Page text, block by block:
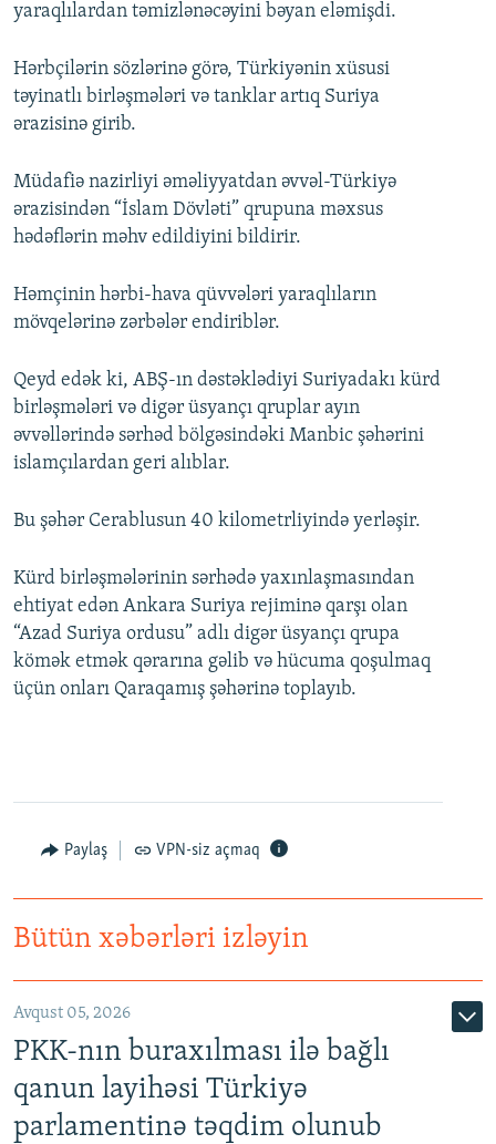
yaraqlılardan təmizlənəcəyini bəyan eləmişdi.
Hərbçilərin sözlərinə görə, Türkiyənin xüsusi
təyinatlı birləşmələri və tanklar artıq Suriya
ərazisinə girib.
Müdafiə nazirliyi əməliyyatdan əvvəl-Türkiyə
ərazisindən “İslam Dövləti” qrupuna məxsus
hədəflərin məhv edildiyini bildirir.
Həmçinin hərbi-hava qüvvələri yaraqlıların
mövqelərinə zərbələr endiriblər.
Qeyd edək ki, ABŞ-ın dəstəklədiyi Suriyadakı kürd
birləşmələri və digər üsyançı qruplar ayın
əvvəllərində sərhəd bölgəsindəki Manbic şəhərini
islamçılardan geri alıblar.
Bu şəhər Cerablusun 40 kilometrliyində yerləşir.
Kürd birləşmələrinin sərhədə yaxınlaşmasından
ehtiyat edən Ankara Suriya rejiminə qarşı olan
“Azad Suriya ordusu” adlı digər üsyançı qrupa
kömək etmək qərarına gəlib və hücuma qoşulmaq
üçün onları Qaraqamış şəhərinə toplayıb.
Paylaş VPN-siz açmaq
Bütün xəbərləri izləyin
Avqust 05, 2026
PKK-nın buraxılması ilə bağlı
qanun layihəsi Türkiyə
parlamentinə təqdim olunub